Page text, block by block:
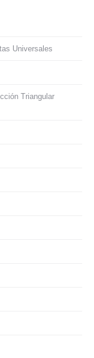
Universales
Triangular